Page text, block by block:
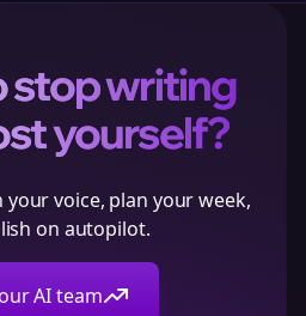
stop writing
yourself?
your voice, plan your week,
on autopilot.
AI team